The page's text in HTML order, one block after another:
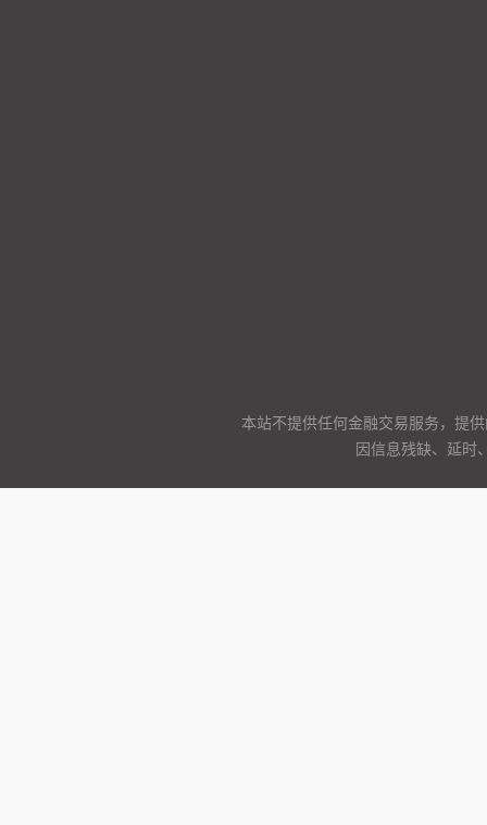
本站不提供任何金融交易服务，提
因信息残缺、延时